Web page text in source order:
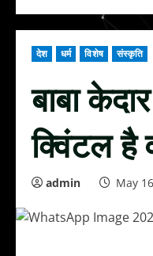
देश धर्म विशेष संस्कृति
बाबा
क्विंटल
admin May